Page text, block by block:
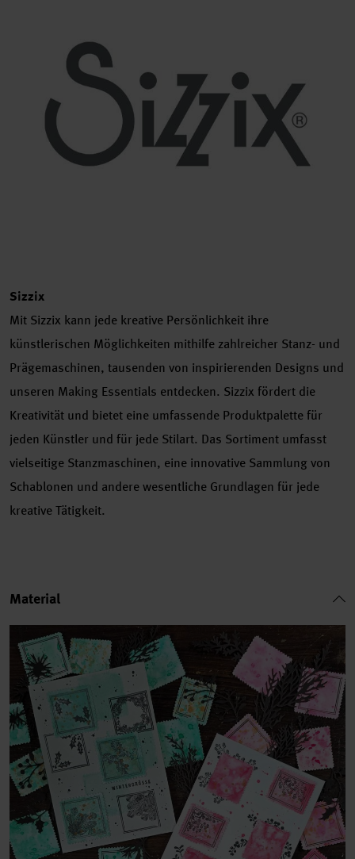
Sizzix
Mit Sizzix kann jede kreative Persönlichkeit ihre
künstlerischen Möglichkeiten mithilfe zahlreicher Stanz- und
Prägemaschinen, tausenden von inspirierenden Designs und
unseren Making Essentials entdecken. Sizzix fördert die
Kreativität und bietet eine umfassende Produktpalette für
jeden Künstler und für jede Stilart. Das Sortiment umfasst
vielseitige Stanzmaschinen, eine innovative Sammlung von
Schablonen und andere wesentliche Grundlagen für jede
kreative Tätigkeit.
Material